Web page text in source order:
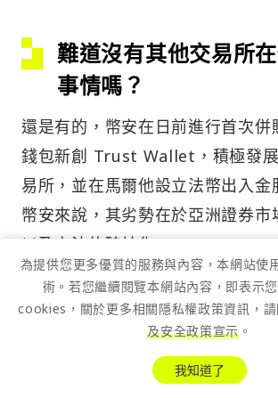
難道沒有其他交易所
事情嗎？
還是有的，幣安在日前進行首次併
錢包新創 Trust Wallet，積極發
易所，並在馬爾他設立法幣出入金
幣安來說，其劣勢在於亞洲證券市
以及立法的碎片化。
Coinbase 只要說服美國證券委員
法機構便能大力推動相關產業代幣
的機構投資人與金融體系也相當成
動的過程帶來太多阻力。反觀亞洲
為提供您更多優質的服務與內容，本網站使
術。若您繼續閱覽本網站內容，即表示
cookies，關於更多相關隱私權政策資訊，
及安全政策宣示 。
我知道了